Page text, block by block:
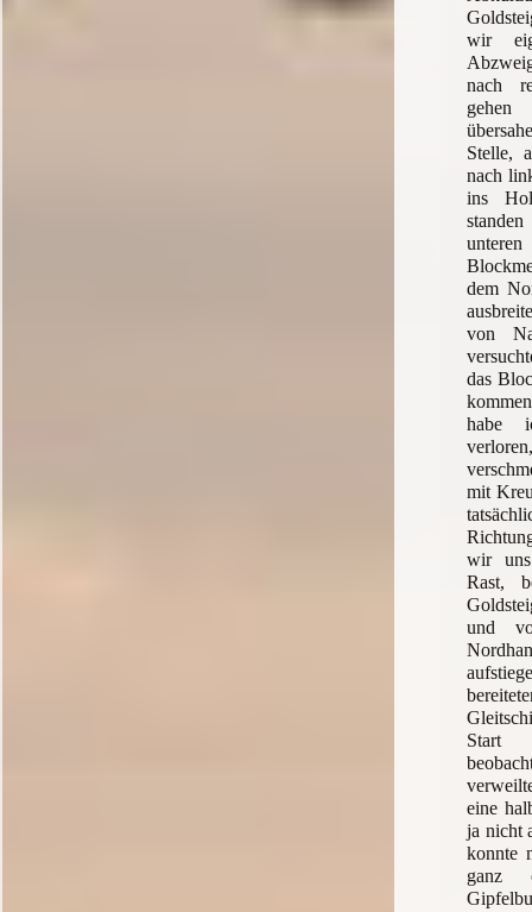
wir
nach
Stelle,
nach
ins
dem
von
das
habe
mit
wir
Rast,
und
Start
eine
ja nicht
konnte
ganz